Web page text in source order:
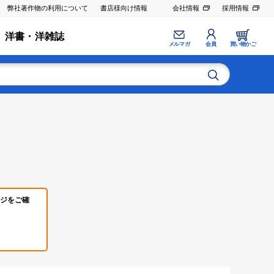
弊社著作物の利用について 書店様向け情報 会社情報 採用情報
洋書・洋雑誌
メルマガ 会員 買い物かご
をご確